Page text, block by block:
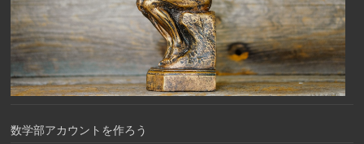
数学部アカウントを作ろう